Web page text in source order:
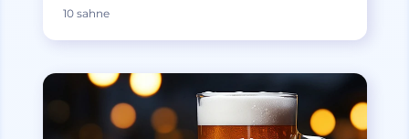
10 sahne